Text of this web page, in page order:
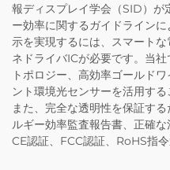
報ディスプレイ学会（SID）が
ー効率に関するガイドライン
示を実現するには、スマート
ネドライバICが必要です。当
トポロジー、高効率ゴールド
ント環境光センサーを活用す
また、完全な透明性を保証す
ルギー効率監査報告書、正確
CE認証、FCC認証、RoHS指